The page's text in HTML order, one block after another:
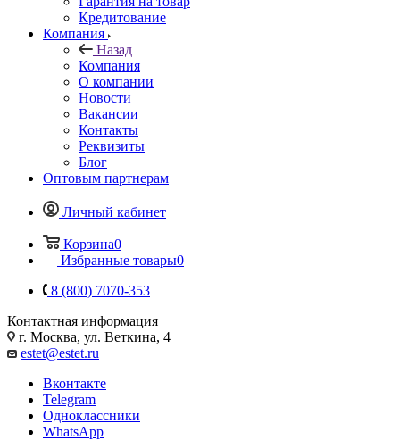
Кредитование
Компания
Назад
Компания
О компании
Новости
Вакансии
Контакты
Реквизиты
Блог
Оптовым партнерам
Личный кабинет
Корзина0
Избранные товары0
8 (800) 7070-353
Контактная информация
г. Москва, ул. Веткина, 4
estet@estet.ru
Вконтакте
Telegram
Одноклассники
WhatsApp